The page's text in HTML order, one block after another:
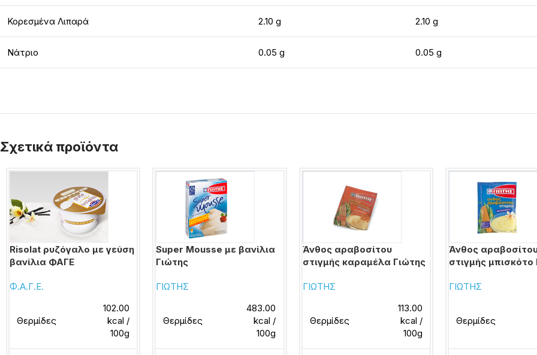
Κορεσμένα Λιπαρά 2.10 g 2.10 g
Νάτριο 0.05 g 0.05 g
Σχετικά προϊόντα
Risolat ρυζόγαλο με γεύση
βανίλια ΦΑΓΕ
Φ.Α.Γ.Ε.
Θερμίδες
102.00
kcal /
100g
Super Mousse με βανίλια
Γιώτης
ΓΙΩΤΗΣ
Θερμίδες
483.00
kcal /
100g
Άνθος αραβοσίτου
στιγμής καραμέλα Γιώτης
ΓΙΩΤΗΣ
Θερμίδες
113.00
kcal /
100g
Άνθος
στιγμής μπισκότο
ΓΙΩΤΗΣ
Θερμίδες